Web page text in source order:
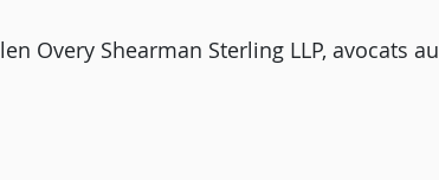
Overy Shearman Sterling LLP, avocats au